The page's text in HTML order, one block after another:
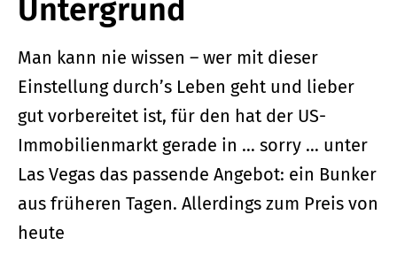
Untergrund
Man kann nie wissen – wer mit dieser
Einstellung durch’s Leben geht und lieber
gut vorbereitet ist, für den hat der US-
Immobilienmarkt gerade in … sorry … unter
Las Vegas das passende Angebot: ein Bunker
aus früheren Tagen. Allerdings zum Preis von
heute